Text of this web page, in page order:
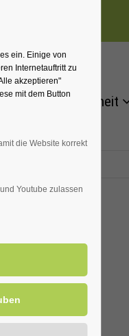
Für Ihre Gesundheit
ein. Einige von
Internetauftritt zu
akzeptieren"
mit dem Button
die Website korrekt
Youtube zulassen